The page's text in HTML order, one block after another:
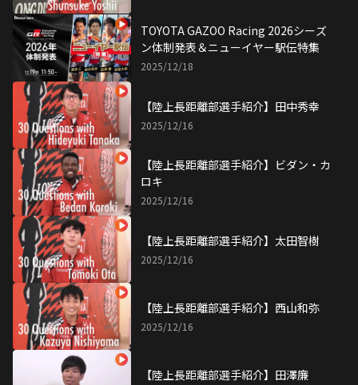
TOYOTA GAZOO Racing 2026シーズ
ン体制発表＆ニューイヤー駅伝特集
2025/12/18
【陸上長距離部選手紹介】田中秀幸
2025/12/16
【陸上長距離部選手紹介】ビダン・カ
ロキ
2025/12/16
【陸上長距離部選手紹介】太田智樹
2025/12/16
【陸上長距離部選手紹介】西山和弥
2025/12/16
【陸上長距離部選手紹介】田澤廉